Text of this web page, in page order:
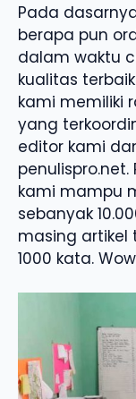
Pada
berapa pun
dalam waktu
kualitas
kami memiliki
yang
editor kami
kami mampu
sebanyak
masing artikel
1000 kata.